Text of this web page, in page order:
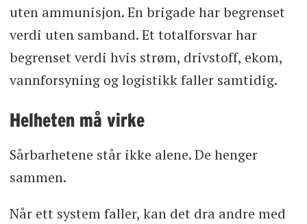
uten ammunisjon. En brigade har begrenset
verdi uten samband. Et totalforsvar har
begrenset verdi hvis strøm, drivstoff, ekom,
vannforsyning og logistikk faller samtidig.
Helheten må virke
Sårbarhetene står ikke alene. De henger
sammen.
Når ett system faller, kan det dra andre med